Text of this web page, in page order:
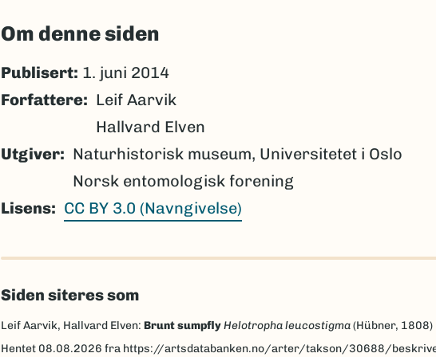
Om denne siden
Publisert: 1. juni 2014
Forfattere
Leif Aarvik
Hallvard Elven
Utgiver
Naturhistorisk museum, Universitetet i Oslo
Norsk entomologisk forening
Lisens
CC BY 3.0 (Navngivelse)
Siden siteres som
Leif Aarvik, Hallvard Elven: Brunt sumpflyHelotropha leucostigma(Hübner, 1808)
Hentet 08.08.2026 fra https://artsdatabanken.no/arter/takson/30688/